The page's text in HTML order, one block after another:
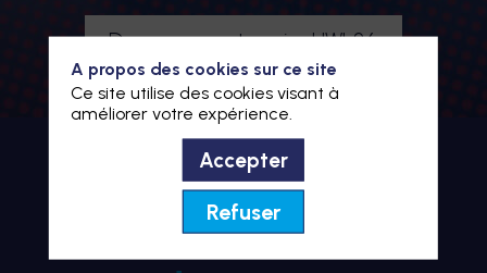
Devenez partenaire HWL26
Je m'inscris à HWL26
BIENVENUE À HWL26
le rendez-
A propos des cookies sur ce site
Ce site utilise des cookies visant à
améliorer votre expérience.
Accepter
Refuser